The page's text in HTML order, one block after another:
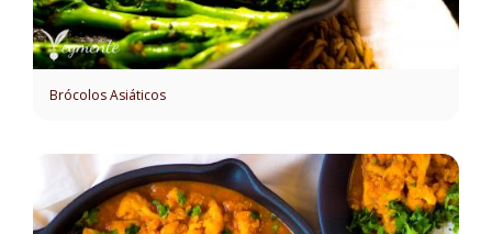
Brócolos Asiáticos